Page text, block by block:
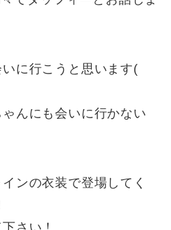
に行こうと思います(
んにも会いに行かない
ンの衣装で登場してく
さい！